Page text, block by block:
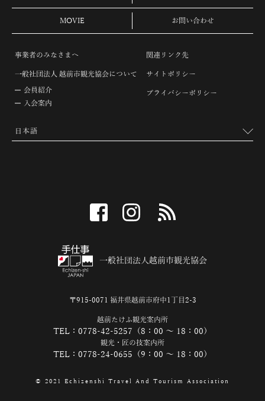
MOVIE お問い合わせ
事業者のみなさまへ
一般社団法人 越前市観光協会について
会員紹介
入会案内
関連リンク先
サイトポリシー
プライバシーポリシー
facebook instagram
一般社団法人越前市観光協会
〒915-0071 福井県越前市府中1丁目2-3
越前たけふ観光案内所
TEL：0778-42-5257（8：00 ～ 18：00）
観光・匠の技案内所
TEL：0778-24-0655（9：00 ～ 18：00）
© 2021 Echizenshi Travel And Tourism Association